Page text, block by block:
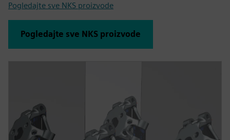
Pogledajte sve NKS proizvode
Pogledajte sve NKS proizvode